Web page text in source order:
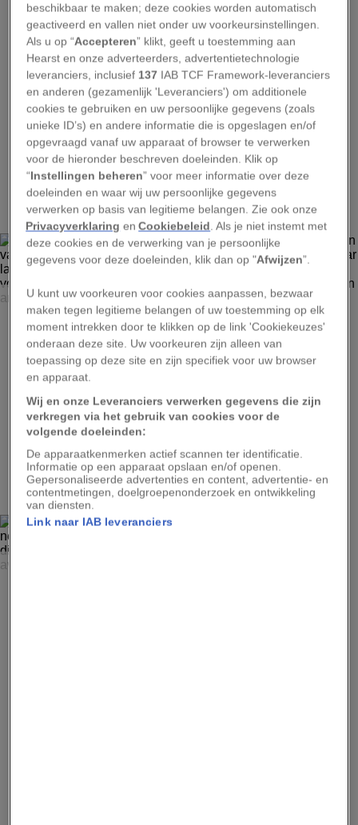
1
PATRICK SEMANSKY, AP PHOTO
Deze nepversie van een schilderij van Mark Rothko was
een van de werken die een frauderende kunsthandelaar
vijftien jaar lang wist te verkopen aan verzamelaars. Ze
schaften in totaal voor ruim 50 miljoen euro aan
vervalsingen aan, van Rothko en anderen.
2
FREDRIK VON ERICHSEN, AP PHOTOS
beschikbaar te maken; deze cookies worden automatisch
geactiveerd en vallen niet onder uw voorkeursinstellingen.
Als u op “Accepteren” klikt, geeft u toestemming aan
Hearst en onze adverteerders, advertentietechnologie
leveranciers, inclusief 137 IAB TCF Framework-leveranciers
en anderen (gezamenlijk 'Leveranciers') om additionele
cookies te gebruiken en uw persoonlijke gegevens (zoals
unieke ID’s) en andere informatie die is opgeslagen en/of
opgevraagd vanaf uw apparaat of browser te verwerken
voor de hieronder beschreven doeleinden. Klik op
“Instellingen beheren” voor meer informatie over deze
doeleinden en waar wij uw persoonlijke gegevens
verwerken op basis van legitieme belangen. Zie ook onze
Privacyverklaring enCookiebeleid . Als je niet instemt met
deze cookies en de verwerking van je persoonlijke
gegevens voor deze doeleinden, klik dan op "Afwijzen”.
U kunt uw voorkeuren voor cookies aanpassen, bezwaar
maken tegen legitieme belangen of uw toestemming op elk
moment intrekken door te klikken op de link 'Cookiekeuzes'
onderaan deze site. Uw voorkeuren zijn alleen van
toepassing op deze site en zijn specifiek voor uw browser
en apparaat.
Wij en onze Leveranciers verwerken gegevens die zijn
verkregen via het gebruik van cookies voor de
volgende doeleinden:
De apparaatkenmerken actief scannen ter identificatie.
Informatie op een apparaat opslaan en/of openen.
Gepersonaliseerde advertenties en content, advertentie- en
contentmetingen, doelgroepenonderzoek en ontwikkeling
van diensten.
Link naar IAB leveranciers